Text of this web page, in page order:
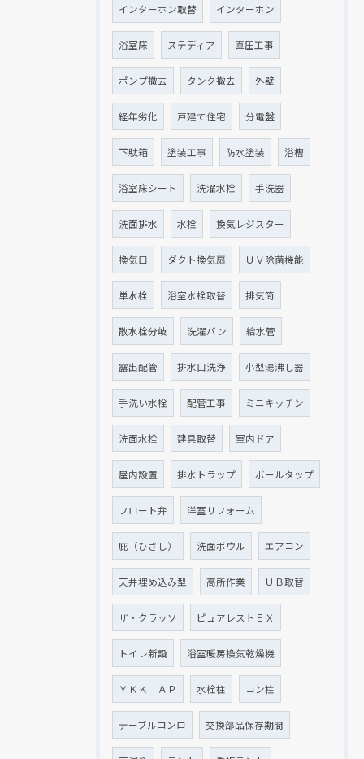
インターホン取替 インターホン
浴室床 ステディア 直圧工事
ポンプ撤去 タンク撤去 外壁
経年劣化 戸建て住宅 分電盤
下駄箱 塗装工事 防水塗装 浴槽
浴室床シート 洗濯水栓 手洗器
洗面排水 水栓 換気レジスター
換気口 ダクト換気扇 ＵＶ除菌機能
単水栓 浴室水栓取替 排気筒
散水栓分岐 洗濯パン 給水管
露出配管 排水口洗浄 小型湯沸し器
手洗い水栓 配管工事 ミニキッチン
洗面水栓 建具取替 室内ドア
屋内設置 排水トラップ ボールタップ
フロート弁 洋室リフォーム
庇（ひさし） 洗面ボウル エアコン
天井埋め込み型 高所作業 ＵＢ取替
ザ・クラッソ ピュアレストＥＸ
トイレ新設 浴室暖房換気乾燥機
ＹＫＫ ＡＰ 水栓柱 コン柱
テーブルコンロ 交換部品保存期間